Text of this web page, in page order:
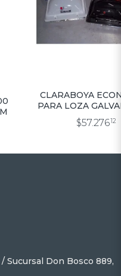
CLARABOYA
PARA LOZA
FIJA ACRILICO
CM
$57.27612
Sucursal Don Bosco 889,